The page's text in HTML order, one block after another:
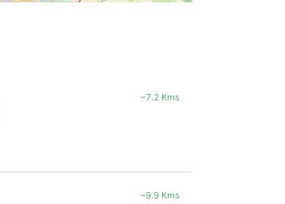
~7.2 Kms
~9.9 Kms